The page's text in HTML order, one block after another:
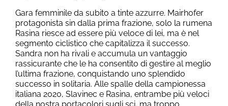
Gara femminile da subito a tinte azzurre. Mairhofer
protagonista sin dalla prima frazione, solo la rumena
Rasina riesce ad essere più veloce di lei, ma è nel
segmento ciclistico che capitalizza il successo.
Sandra non ha rivali e accumula un vantaggio
rassicurante che le ha consentito di gestire al meglio
l’ultima frazione, conquistando uno splendido
successo in solitaria. Alle spalle della campionessa
italiana 2020, Slavinec e Rasina, entrambe più veloci